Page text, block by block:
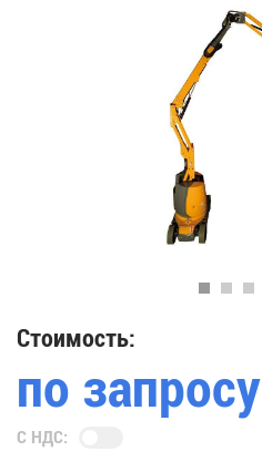
Купить новую технику
Сферы применения
Стоимость:
по запросу
С НДС: